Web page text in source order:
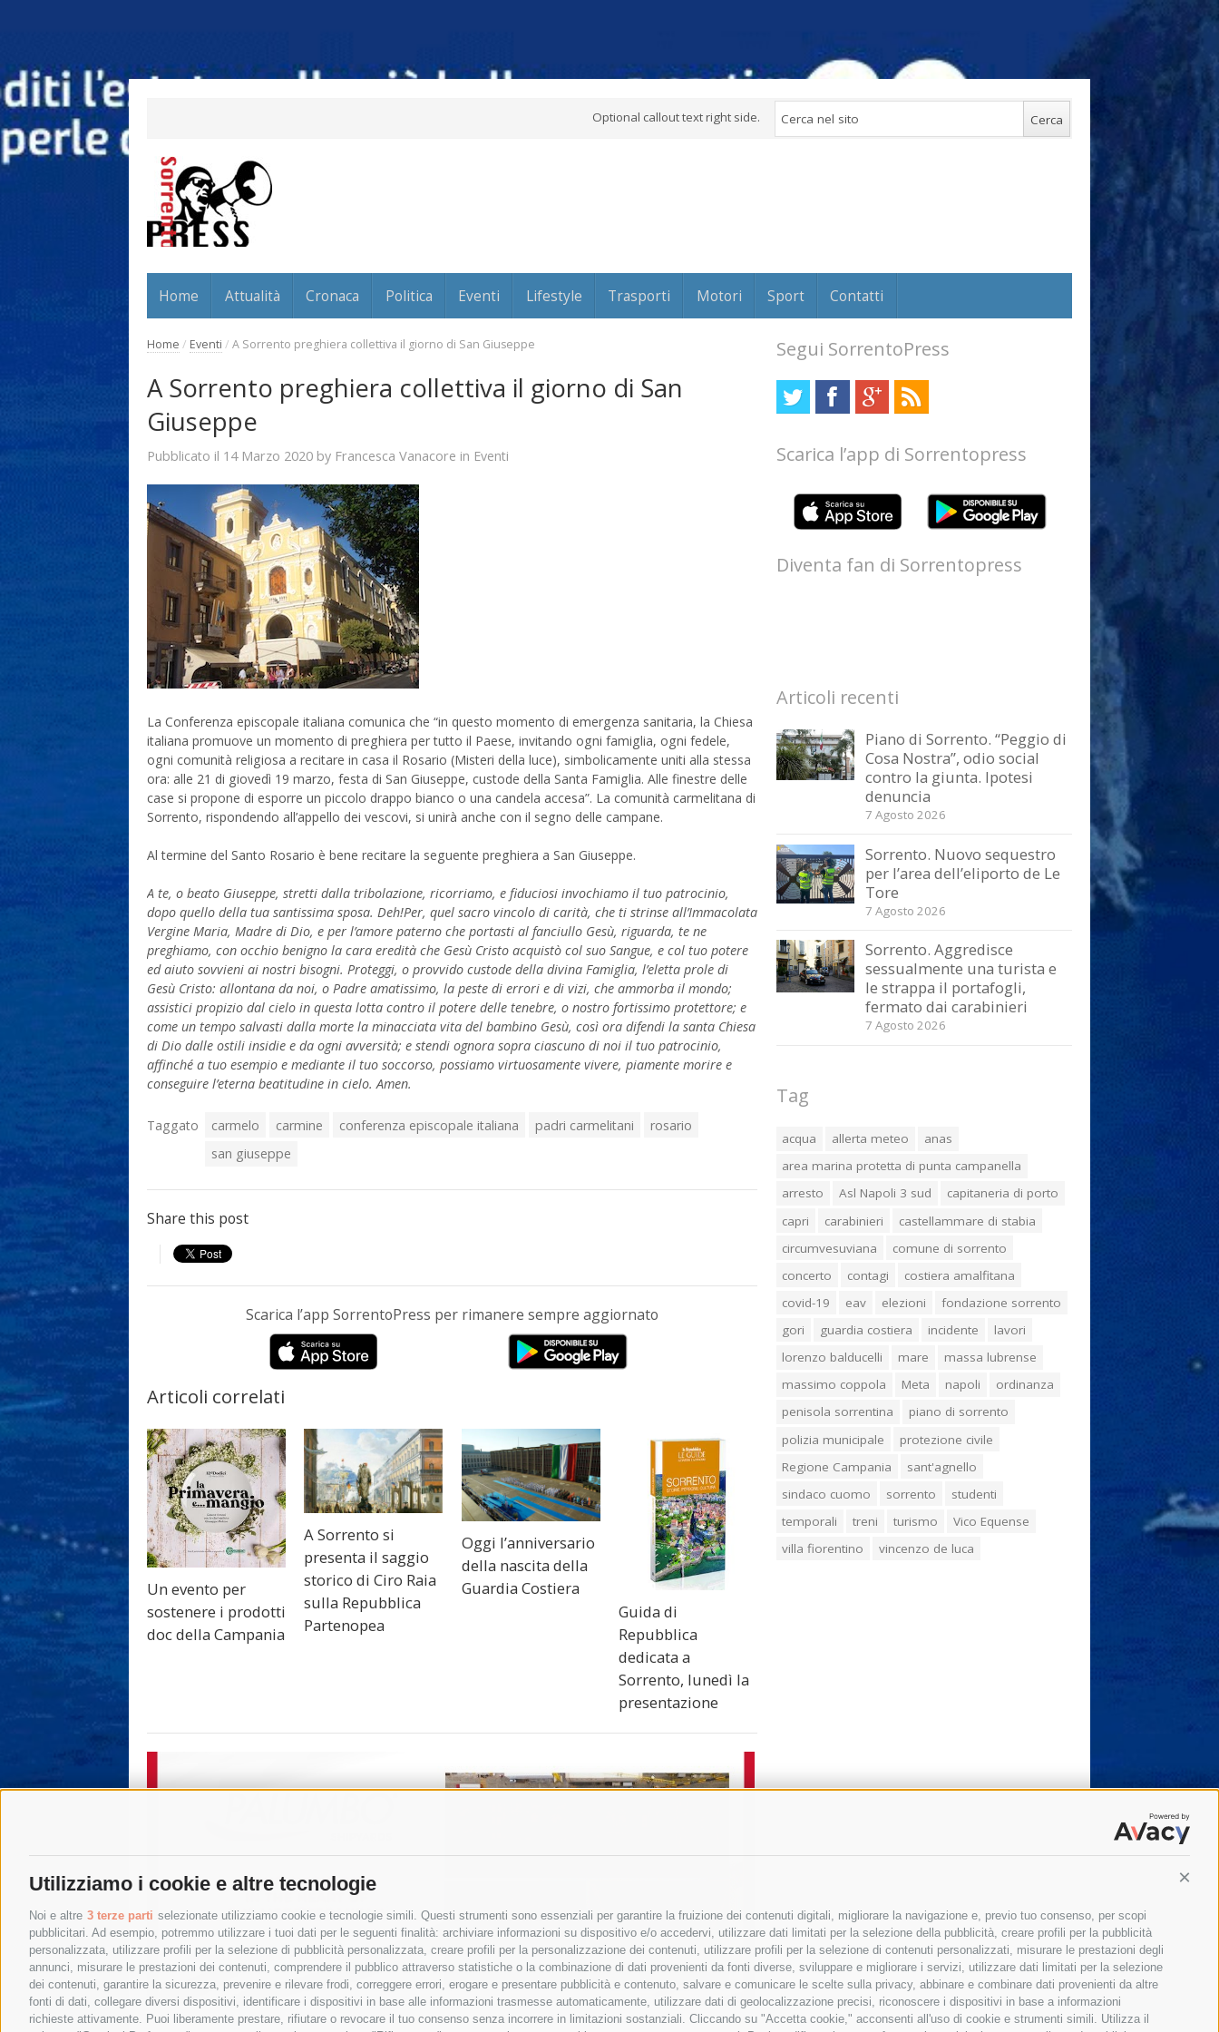
Utilizziamo i cookie e altre tecnologie
Noi e altre 3 terze parti selezionate utilizziamo cookie e tecnologie simili. Questi strumenti sono essenziali per garantire la fruizione dei contenuti digitali, migliorare la navigazione e, previo tuo consenso, per scopi
pubblicitari. Ad esempio, potremmo utilizzare i tuoi dati per le seguenti finalità: archiviare informazioni su dispositivo e/o accedervi, utilizzare dati limitati per la selezione della pubblicità, creare profili per la pubblicità
personalizzata, utilizzare profili per la selezione di pubblicità personalizzata, creare profili per la personalizzazione dei contenuti, utilizzare profili per la selezione di contenuti personalizzati, misurare le prestazioni degli
annunci, misurare le prestazioni dei contenuti, comprendere il pubblico attraverso statistiche o la combinazione di dati provenienti da fonti diverse, sviluppare e migliorare i servizi, utilizzare dati limitati per la selezione
dei contenuti, garantire la sicurezza, prevenire e rilevare frodi, correggere errori, erogare e presentare pubblicità e contenuto, salvare e comunicare le scelte sulla privacy, abbinare e combinare dati provenienti da altre
fonti di dati, collegare diversi dispositivi, identificare i dispositivi in base alle informazioni trasmesse automaticamente, utilizzare dati di geolocalizzazione precisi, riconoscere i dispositivi in base a informazioni
richieste attivamente. Puoi liberamente prestare, rifiutare o revocare il tuo consenso senza incorrere in limitazioni sostanziali. Cliccando su "Accetta cookie," acconsenti all'uso di cookie e strumenti simili. Utilizza il
Optional callout text right side.
Home Attualità Cronaca Politica Eventi Lifestyle Trasporti Motori Sport Contatti
Home / Eventi / A Sorrento preghiera collettiva il giorno di San Giuseppe
A Sorrento preghiera collettiva il giorno di San
Giuseppe
Pubblicato il 14 Marzo 2020 by Francesca Vanacore in Eventi
La Conferenza episcopale italiana comunica che “in questo momento di emergenza sanitaria, la Chiesa
italiana promuove un momento di preghiera per tutto il Paese, invitando ogni famiglia, ogni fedele,
ogni comunità religiosa a recitare in casa il Rosario (Misteri della luce), simbolicamente uniti alla stessa
ora: alle 21 di giovedì 19 marzo, festa di San Giuseppe, custode della Santa Famiglia. Alle finestre delle
case si propone di esporre un piccolo drappo bianco o una candela accesa”. La comunità carmelitana di
Sorrento, rispondendo all’appello dei vescovi, si unirà anche con il segno delle campane.
Al termine del Santo Rosario è bene recitare la seguente preghiera a San Giuseppe.
A te, o beato Giuseppe, stretti dalla tribolazione, ricorriamo, e fiduciosi invochiamo il tuo patrocinio,
dopo quello della tua santissima sposa. Deh!Per, quel sacro vincolo di carità, che ti strinse all’Immacolata
Vergine Maria, Madre di Dio, e per l’amore paterno che portasti al fanciullo Gesù, riguarda, te ne
preghiamo, con occhio benigno la cara eredità che Gesù Cristo acquistò col suo Sangue, e col tuo potere
ed aiuto sovvieni ai nostri bisogni. Proteggi, o provvido custode della divina Famiglia, l’eletta prole di
Gesù Cristo: allontana da noi, o Padre amatissimo, la peste di errori e di vizi, che ammorba il mondo;
assistici propizio dal cielo in questa lotta contro il potere delle tenebre, o nostro fortissimo protettore; e
come un tempo salvasti dalla morte la minacciata vita del bambino Gesù, così ora difendi la santa Chiesa
di Dio dalle ostili insidie e da ogni avversità; e stendi ognora sopra ciascuno di noi il tuo patrocinio,
affinché a tuo esempio e mediante il tuo soccorso, possiamo virtuosamente vivere, piamente morire e
conseguire l’eterna beatitudine in cielo. Amen.
Taggato carmelo carmine conferenza episcopale italiana padri carmelitani
rosario
san giuseppe
Share this post
Scarica l’app SorrentoPress per rimanere sempre aggiornato
Articoli correlati
Un evento per
sostenere i prodotti
doc della Campania
A Sorrento si
presenta il saggio
storico di Ciro Raia
sulla Repubblica
Partenopea
Oggi l’anniversario
della nascita della
Guardia Costiera
Guida di
Repubblica
dedicata a
Sorrento, lunedì la
presentazione
Segui SorrentoPress
Scarica l’app di Sorrentopress
Diventa fan di Sorrentopress
Articoli recenti
Piano di Sorrento. “Peggio di
Cosa Nostra”, odio social
contro la giunta. Ipotesi
denuncia
7 Agosto 2026
Sorrento. Nuovo sequestro
per l’area dell’eliporto de Le
Tore
7 Agosto 2026
Sorrento. Aggredisce
sessualmente una turista e
le strappa il portafogli,
fermato dai carabinieri
7 Agosto 2026
Tag
acqua allerta meteo
anas
area marina protetta di punta campanella
arresto
Asl Napoli 3 sud
capitaneria di porto
capri
carabinieri
castellammare di stabia
circumvesuviana
comune di sorrento
concerto
contagi
costiera amalfitana
covid-19
eav elezioni
fondazione sorrento
gori
guardia costiera incidente
lavori
lorenzo balducelli
mare
massa lubrense
massimo coppola
Meta napoli
ordinanza
penisola sorrentina
piano di sorrento
polizia municipale
protezione civile
Regione Campania
sant'agnello
sindaco cuomo
sorrento
studenti
temporali
treni turismo
Vico Equense
villa fiorentino
vincenzo de luca